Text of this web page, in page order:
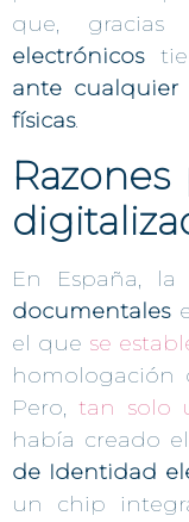
que,
electrónicos
ante cualquier
físicas.
En España, la
documentales
el que se
homologación
Pero, tan solo
había creado
de Identidad
un chip